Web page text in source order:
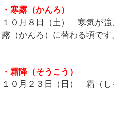
・寒露（かんろ）
１０月８日（土） 寒気が強
露（かんろ）に替わる頃です
・霜降（そうこう）
１０月２３日（日） 霜（し